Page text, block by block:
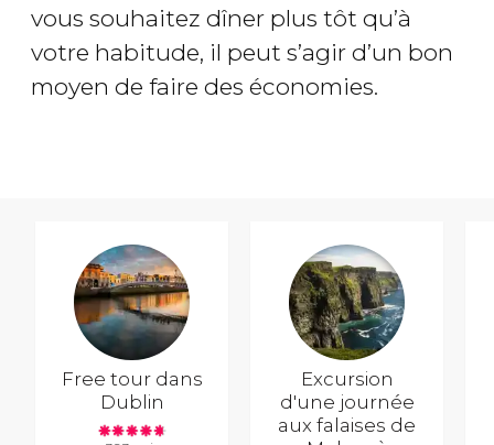
vous souhaitez dîner plus tôt qu’à
votre habitude, il peut s’agir d’un bon
moyen de faire des économies.
Free tour dans
Dublin
Excursion
d'une journée
aux falaises de